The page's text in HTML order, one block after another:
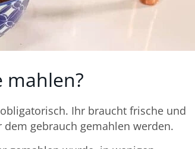
mahlen?
Ihr braucht frische und
gebrauch gemahlen werden.